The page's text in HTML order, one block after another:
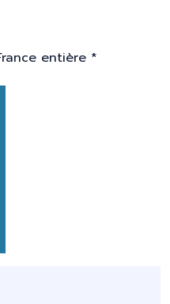
entière *